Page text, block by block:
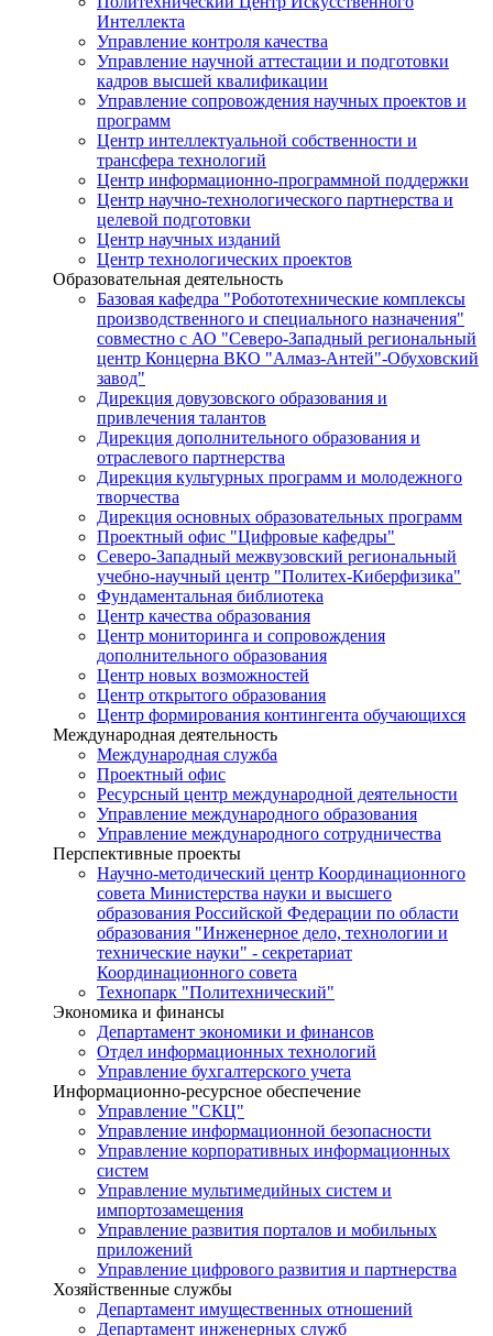
Интеллекта
Управление контроля качества
Управление научной аттестации и подготовки
кадров высшей квалификации
Управление сопровождения научных проектов и
программ
Центр интеллектуальной собственности и
трансфера технологий
Центр информационно-программной поддержки
Центр научно-технологического партнерства и
целевой подготовки
Центр научных изданий
Центр технологических проектов
Образовательная деятельность
Базовая кафедра "Робототехнические комплексы
производственного и специального назначения"
совместно с АО "Северо-Западный региональный
центр Концерна ВКО "Алмаз-Антей"-Обуховский
завод"
Дирекция довузовского образования и
привлечения талантов
Дирекция дополнительного образования и
отраслевого партнерства
Дирекция культурных программ и молодежного
творчества
Дирекция основных образовательных программ
Проектный офис "Цифровые кафедры"
Северо-Западный межвузовский региональный
учебно-научный центр "Политех-Киберфизика"
Фундаментальная библиотека
Центр качества образования
Центр мониторинга и сопровождения
дополнительного образования
Центр новых возможностей
Центр открытого образования
Центр формирования контингента обучающихся
Международная деятельность
Международная служба
Проектный офис
Ресурсный центр международной деятельности
Управление международного образования
Управление международного сотрудничества
Перспективные проекты
Научно-методический центр Координационного
совета Министерства науки и высшего
образования Российской Федерации по области
образования "Инженерное дело, технологии и
технические науки" - секретариат
Координационного совета
Технопарк "Политехнический"
Экономика и финансы
Департамент экономики и финансов
Отдел информационных технологий
Управление бухгалтерского учета
Информационно-ресурсное обеспечение
Управление "СКЦ"
Управление информационной безопасности
Управление корпоративных информационных
систем
Управление мультимедийных систем и
импортозамещения
Управление развития порталов и мобильных
приложений
Управление цифрового развития и партнерства
Хозяйственные службы
Департамент имущественных отношений
Департамент инженерных служб